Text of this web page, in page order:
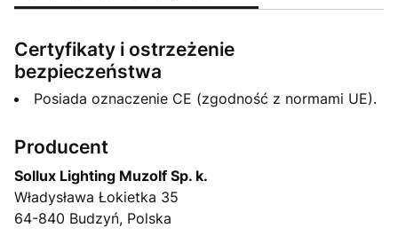
Certyfikaty i ostrzeżenie
bezpieczeństwa
Posiada oznaczenie CE (zgodność z normami UE).
Producent
Sollux Lighting Muzolf Sp. k.
Władysława Łokietka 35
64-840 Budzyń, Polska